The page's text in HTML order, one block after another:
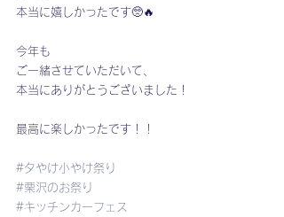
本当に嬉しかったです🥺🔥
今年も
ご一緒させていただいて、
本当にありがとうございました！
最高に楽しかったです！！
#夕やけ小やけ祭り
#栗沢のお祭り
#キッチンカーフェス